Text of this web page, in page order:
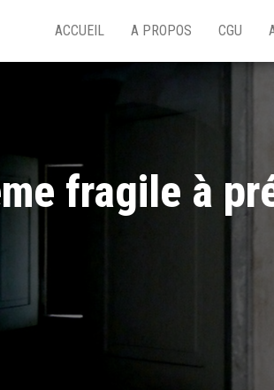
ACCUEIL A PROPOS CGU
fragile à